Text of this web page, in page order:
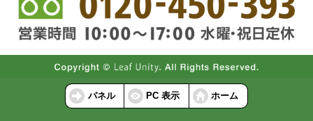
パネル PC 表示 ホーム